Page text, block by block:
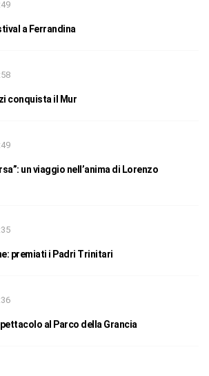
a Ferrandina
conquista il Mur
un viaggio nell’anima di Lorenzo
premiati i Padri Trinitari
al Parco della Grancia